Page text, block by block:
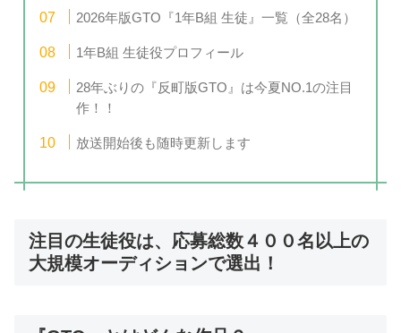
2026年版GTO『1年B組 生徒』一覧（全28名）
1年B組 生徒役プロフィール
28年ぶりの『反町版GTO』は今夏NO.1の注目
作！！
放送開始後も随時更新します
注目の生徒役は、応募総数４００名以上の
大規模オーディションで選出！